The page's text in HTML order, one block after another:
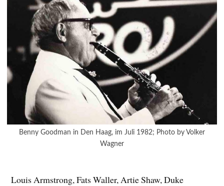
Benny Goodman in Den Haag, im Juli 1982; Photo by Volker
Wagner
Louis Armstrong, Fats Waller, Artie Shaw, Duke